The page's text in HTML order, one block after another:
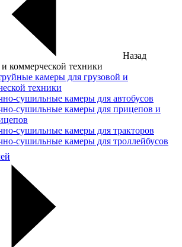
Назад
коммерческой техники
камеры для грузовой и
техники
сушильные камеры для автобусов
сушильные камеры для прицепов и
сушильные камеры для тракторов
сушильные камеры для троллейбусов